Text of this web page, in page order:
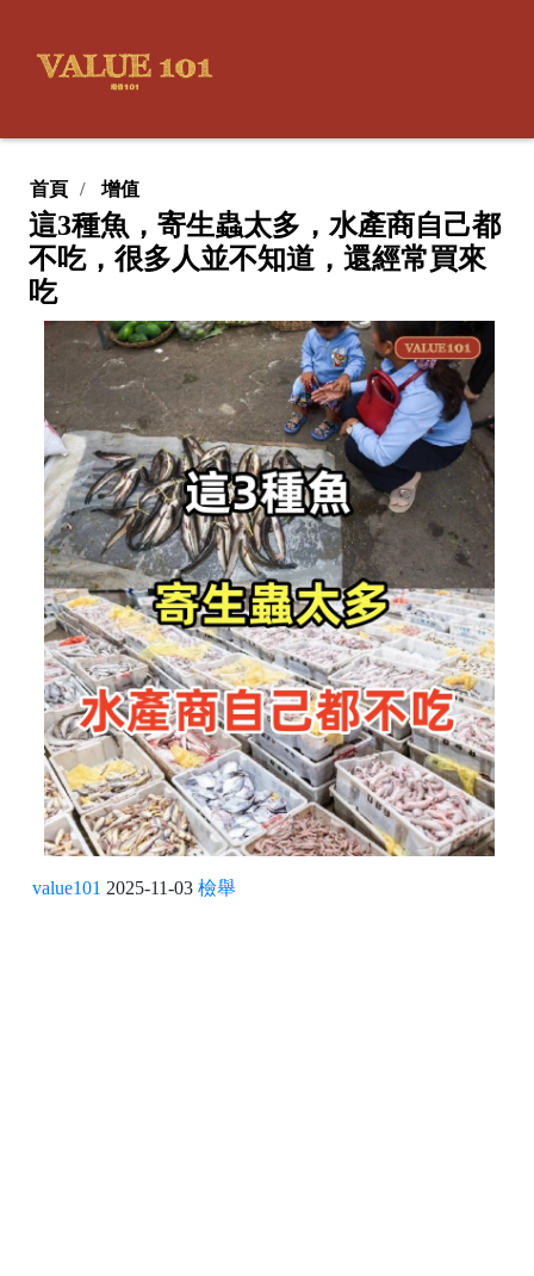
首頁 增值
這3種魚，寄生蟲太多，水產商自己都
不吃，很多人並不知道，還經常買來
吃
value101 2025-11-03 檢舉